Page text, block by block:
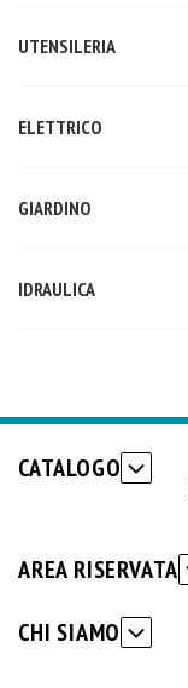
UTENSILERIA
ELETTRICO
GIARDINO
IDRAULICA
CHI SIAMO
CATALOGO
AREA RISERVATA